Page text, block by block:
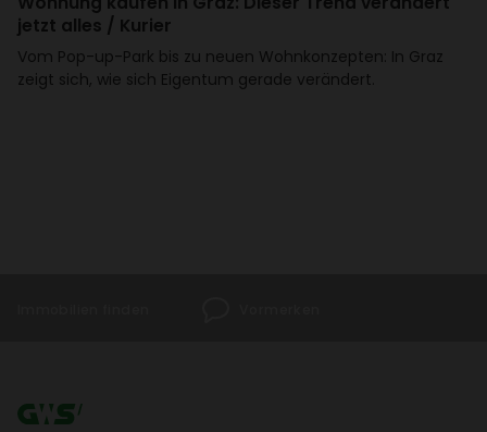
jetzt alles / Kurier
Vom Pop-up-Park bis zu neuen Wohn­kon­zepten: In Graz
zeigt sich, wie sich Eigentum gerade verän­dert.